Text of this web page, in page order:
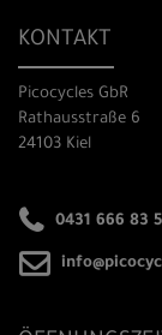
KONTAKT
Picocycles GbR
Rathausstraße 6
24103 Kiel
0431 666 83